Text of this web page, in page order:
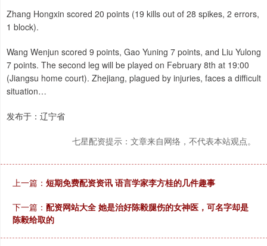
Zhang Hongxin scored 20 points (19 kills out of 28 spikes, 2 errors,
1 block).
Wang Wenjun scored 9 points, Gao Yuning 7 points, and Liu Yulong
7 points. The second leg will be played on February 8th at 19:00
(Jiangsu home court). Zhejiang, plagued by injuries, faces a difficult
situation…
发布于：辽宁省
七星配资提示：文章来自网络，不代表本站观点。
上一篇： 短期免费配资资讯 语言学家李方桂的几件趣事
下一篇： 配资网站大全 她是治好陈毅腿伤的女神医，可名字却是
陈毅给取的